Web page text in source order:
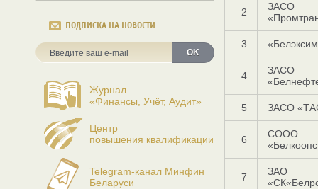
ПОДПИСКА НА НОВОСТИ
OK
Журнал
«Финансы, Учёт, Аудит»
Центр
повышения квалификации
Telegram-канал Минфин
Беларуси
2
ЗАСО
3
4
ЗАСО
5 ЗАСО
6
СООО
7
ЗАО